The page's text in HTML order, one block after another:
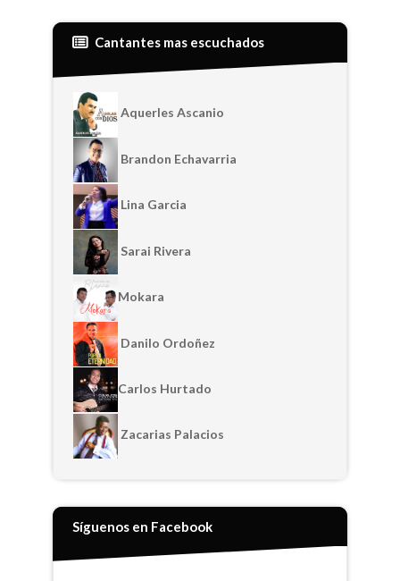
Cantantes mas escuchados
Aquerles Ascanio
Brandon Echavarria
Lina Garcia
Sarai Rivera
Mokara
Danilo Ordoñez
Carlos Hurtado
Zacarias Palacios
Síguenos en Facebook